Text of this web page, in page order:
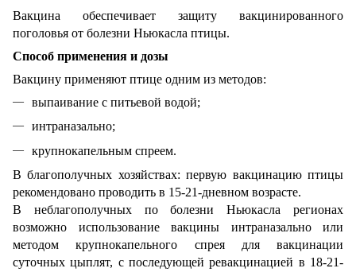
Вакцина обеспечивает защиту вакцинированного
поголовья от болезни Ньюкасла птицы.
Способ применения и дозы
Вакцину применяют птице одним из методов:
выпаивание с питьевой водой;
интраназально;
крупнокапельным спреем.
В благополучных хозяйствах: первую вакцинацию птицы
рекомендовано проводить в 15-21-дневном возрасте.
В неблагополучных по болезни Ньюкасла регионах
возможно использование вакцины интраназально или
методом крупнокапельного спрея для вакцинации
суточных цыплят, с последующей ревакцинацией в 18-21-